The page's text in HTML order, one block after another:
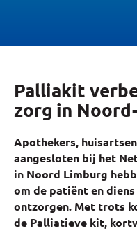
Palliakit
zorg in
Apothekers,
aangesloten bij het
in Noord Limburg
om de patiënt en
ontzorgen. Met trots
de Palliatieve kit,